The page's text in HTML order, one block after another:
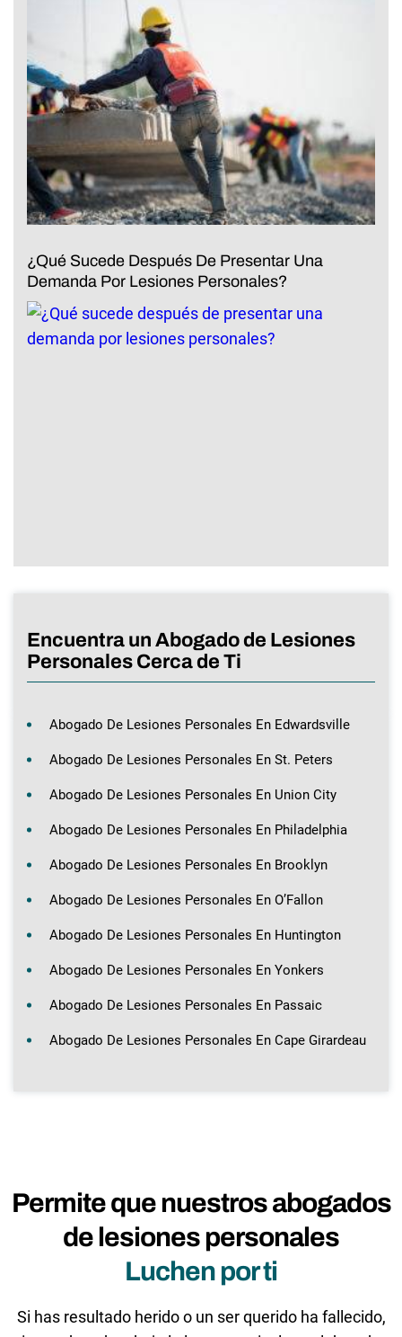
¿Qué Sucede Después De Presentar Una
Demanda Por Lesiones Personales?
Encuentra un Abogado de Lesiones
Personales Cerca de Ti
Abogado De Lesiones Personales En Edwardsville
Abogado De Lesiones Personales En St. Peters
Abogado De Lesiones Personales En Union City
Abogado De Lesiones Personales En Philadelphia
Abogado De Lesiones Personales En Brooklyn
Abogado De Lesiones Personales En O’Fallon
Abogado De Lesiones Personales En Huntington
Abogado De Lesiones Personales En Yonkers
Abogado De Lesiones Personales En Passaic
Abogado De Lesiones Personales En Cape Girardeau
Permite que nuestros abogados
de lesiones personales
Luchen por ti
Si has resultado herido o un ser querido ha fallecido,